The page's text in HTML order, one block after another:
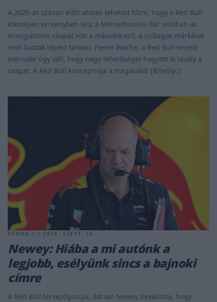
A 2020-as szezon előtt abban lehetett bízni, hogy a Red Bull
komolyan versenyben lesz a Mercedesszel. Bár valóban az
energiaitalos csapat volt a második erő, a csillagos márkával
nem tudtak lépést tartani. Pierre Wache, a Red Bull vezető
mérnöke úgy véli, hogy nagy lehetőséget hagyott ki tavaly a
csapat. A Red Bull koncepciója a magasabb [&hellip;]
FORMA-1 / 2018. SZEPT. 16.
Newey: Hiába a mi autónk a
legjobb, esélyünk sincs a bajnoki
címre
A Red Bull tervezőguruja, Adrian Newey bevallotta, hogy